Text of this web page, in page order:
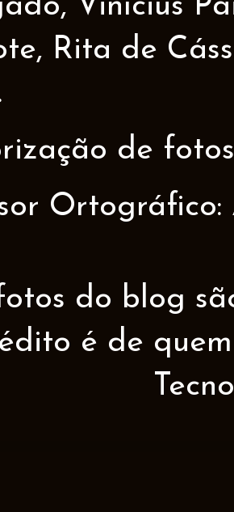
Vinícius
Rita de
de
Ortográfico:
do blog
é de